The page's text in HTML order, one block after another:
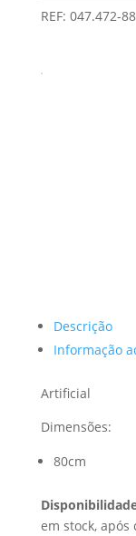
REF: 047.472-
Descrição
Informação
Artificial
Dimensões:
80cm
em stock, após